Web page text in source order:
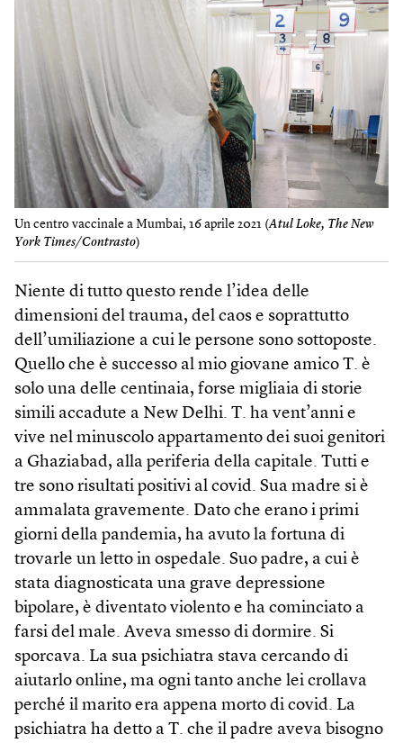
Un centro vaccinale a Mumbai, 16 aprile 2021 (Atul Loke, The New
York ​Times/Contrasto)
Niente di tutto questo rende l’idea delle
dimensioni del trauma, del caos e soprattutto
dell’umiliazione a cui le persone sono sottoposte.
Quello che è successo al mio giovane amico T. è
solo una delle centinaia, forse migliaia di storie
simili accadute a New Delhi. T. ha vent’anni e
vive nel minuscolo appartamento dei suoi genitori
a Ghaziabad, alla periferia della capitale. Tutti e
tre sono risultati positivi al covid. Sua madre si è
ammalata gravemente. Dato che erano i primi
giorni della pandemia, ha avuto la fortuna di
trovarle un letto in ospedale. Suo padre, a cui è
stata diagnosticata una grave depressione
bipolare, è diventato violento e ha cominciato a
farsi del male. Aveva smesso di dormire. Si
sporcava. La sua psichiatra stava cercando di
aiutarlo online, ma ogni tanto anche lei crollava
perché il marito era appena morto di covid. La
psichiatra ha detto a T. che il padre aveva bisogno